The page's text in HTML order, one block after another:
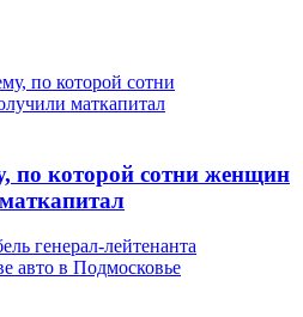
по которой сотни женщин